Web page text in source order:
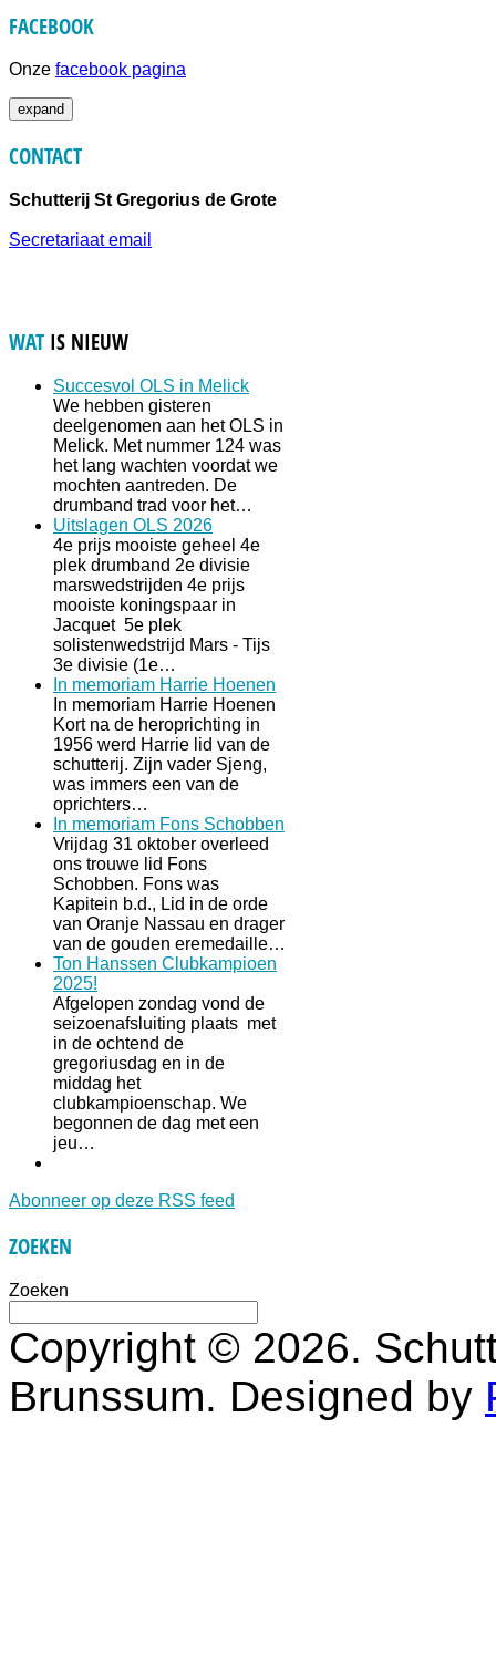
FACEBOOK
Onze facebook pagina
expand
CONTACT
Schutterij St Gregorius de Grote
Secretariaat email
WAT IS NIEUW
Succesvol OLS in Melick
We hebben gisteren
deelgenomen aan het OLS in
Melick. Met nummer 124 was
het lang wachten voordat we
mochten aantreden. De
drumband trad voor het…
Uitslagen OLS 2026
4e prijs mooiste geheel 4e
plek drumband 2e divisie
marswedstrijden 4e prijs
mooiste koningspaar in
Jacquet 5e plek
solistenwedstrijd Mars - Tijs
3e divisie (1e…
In memoriam Harrie Hoenen
In memoriam Harrie Hoenen
Kort na de heroprichting in
1956 werd Harrie lid van de
schutterij. Zijn vader Sjeng,
was immers een van de
oprichters…
In memoriam Fons Schobben
Vrijdag 31 oktober overleed
ons trouwe lid Fons
Schobben. Fons was
Kapitein b.d., Lid in de orde
van Oranje Nassau en drager
van de gouden eremedaille…
Ton Hanssen Clubkampioen
2025!
Afgelopen zondag vond de
seizoenafsluiting plaats met
in de ochtend de
gregoriusdag en in de
middag het
clubkampioenschap. We
begonnen de dag met een
jeu…
Abonneer op deze RSS feed
ZOEKEN
Zoeken
Copyright © 2026.
Brunssum. Designed by